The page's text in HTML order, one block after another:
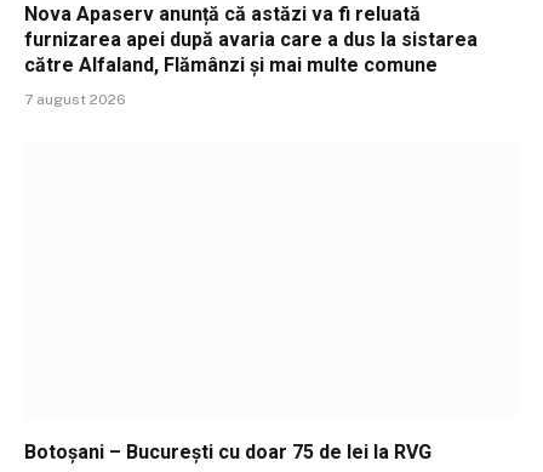
Nova Apaserv anunță că astăzi va fi reluată
furnizarea apei după avaria care a dus la sistarea
către Alfaland, Flămânzi și mai multe comune
7 august 2026
Botoșani – București cu doar 75 de lei la RVG